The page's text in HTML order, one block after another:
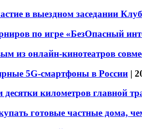
в выездном заседании
по игре «БезОпасный
из онлайн-кинотеатров
5G-смартфоны в России |
километров главной
готовые частные дома,